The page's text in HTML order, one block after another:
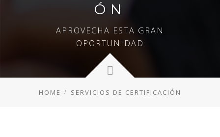
ÓN
APROVECHA ESTA GRAN
OPORTUNIDAD
HOME SERVICIOS DE CERTIFICACIÓN